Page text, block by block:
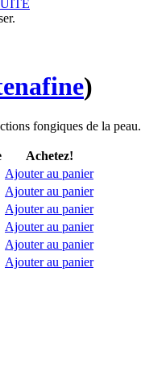
)
fongiques de la peau.
Achetez!
Ajouter au panier
Ajouter au panier
Ajouter au panier
Ajouter au panier
Ajouter au panier
Ajouter au panier